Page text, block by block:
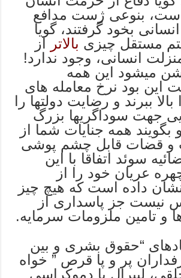
است، بنوعی ژست مدافع
بخود گرفتند، گویا
مستقل چیزی بالاتر
از
انسانی، وجود ندارد!
میشود این همه
این بود نرخ معامله های
ببرند و رضایت دولتها را
جهت سوداگریها بزرگ
بگویند همه جنایات شما از
و قضات قابل چشم پوشی
سوئد اتفاقا با این
عریان خود را از
داده است که هیچ چیز
نیست جز پاسداری از
و تامین ملزومات سرمایه.
“حقوق بشری و بین
پر و پا قرص ” خواه
لیبرال یا دموکراسی